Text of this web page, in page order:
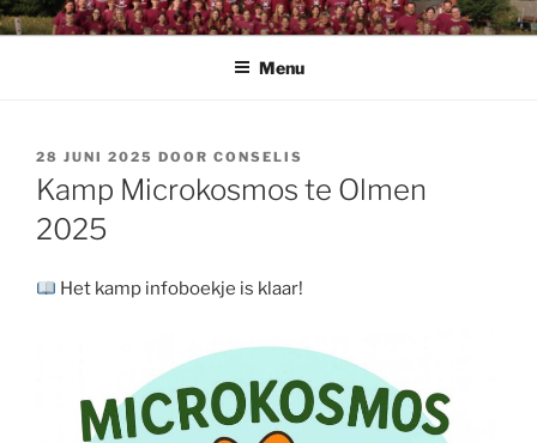
Spring
naarCHIRO PENDOENDER
Chiro Pendoender Rekkem
Menu
GEPLAATST
OP
28 JUNI 2025 DOOR CONSELIS
Kamp Microkosmos te Olmen
2025
Het kamp infoboekje is klaar!